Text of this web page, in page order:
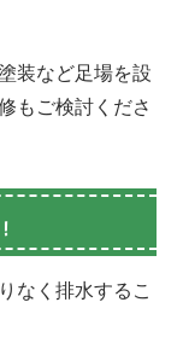
装など足場を設
もご検討くださ
なく排水するこ